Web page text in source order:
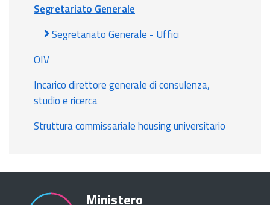
Segretariato Generale
Segretariato Generale - Uffici
OIV
Incarico direttore generale di consulenza,
studio e ricerca
Struttura commissariale housing universitario
Ministero